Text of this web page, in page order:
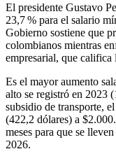
El presidente Gustavo
23,7 % para el salario
Gobierno sostiene que
colombianos mientras
empresarial, que califica
Es el mayor aumento
alto se registró en 2023
subsidio de transporte,
(422,2 dólares) a
meses para que se
2026.